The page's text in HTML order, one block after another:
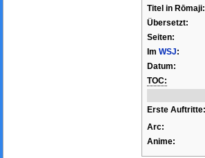
Titel in Rōmaji:
Übersetzt:
Seiten:
Im WSJ:
Datum:
TOC:
Erste Auftritte:
Arc:
Anime: